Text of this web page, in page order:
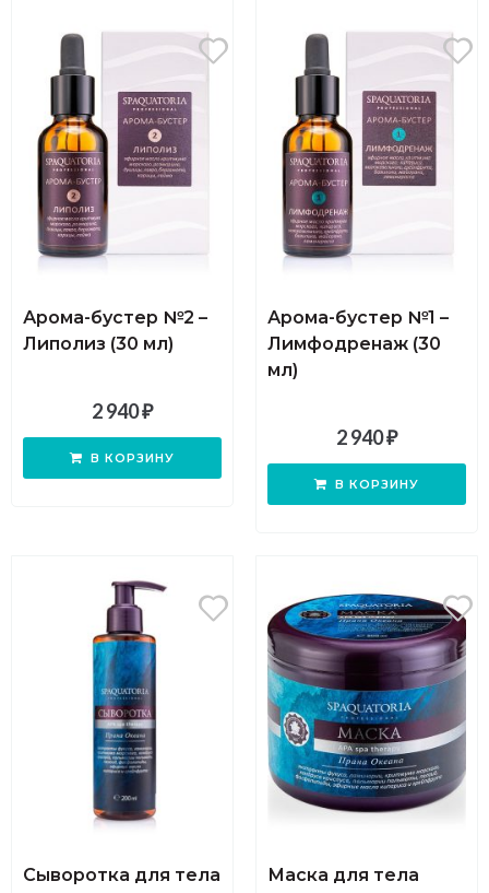
Арома-бустер №2 –
Липолиз (30 мл)
2 940₽
В КОРЗИНУ
Арома-бустер №1 –
Лимфодренаж (30
мл)
2 940₽
В КОРЗИНУ
Сыворотка для тела
Маска для тела